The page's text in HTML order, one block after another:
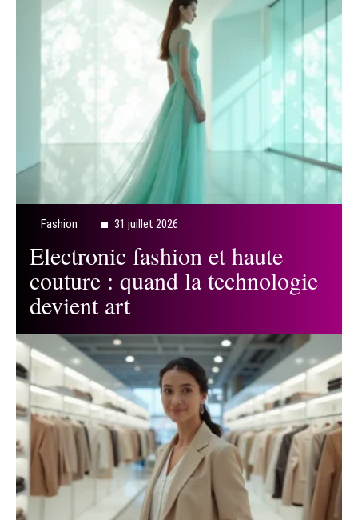
Fashion 31 juillet 2026
Electronic fashion et haute
couture : quand la technologie
devient art